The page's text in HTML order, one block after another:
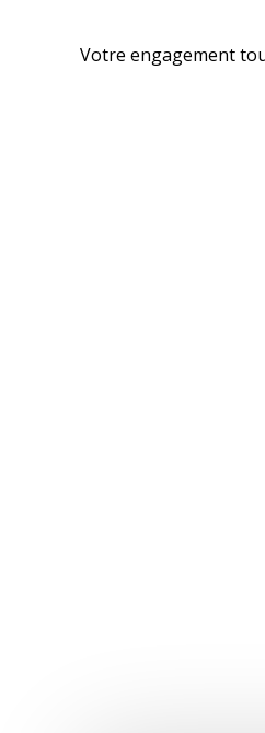
Votre engagement